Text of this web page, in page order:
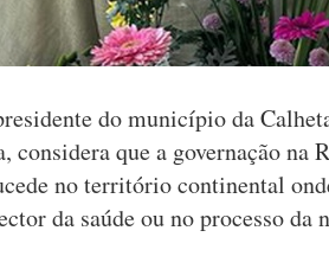
do município da
considera que a governação na
no território continental
da saúde ou no processo da